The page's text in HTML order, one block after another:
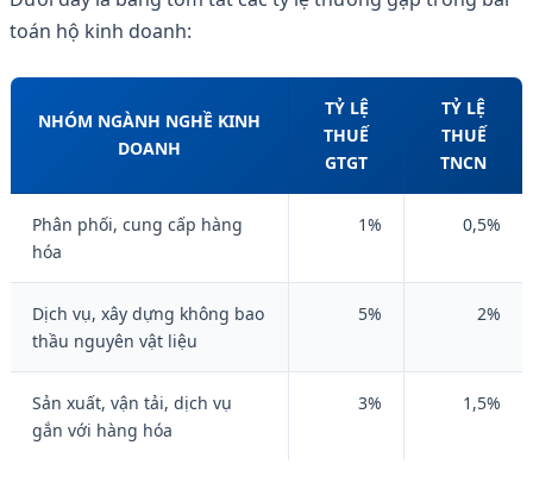
toán hộ kinh doanh:
NHÓM NGÀNH NGHỀ KINH
DOANH
TỶ LỆ
THUẾ
GTGT
TỶ LỆ
THUẾ
TNCN
Phân phối, cung cấp hàng
hóa
1% 0,5%
Dịch vụ, xây dựng không bao
thầu nguyên vật liệu
5% 2%
Sản xuất, vận tải, dịch vụ
gắn với hàng hóa
3% 1,5%